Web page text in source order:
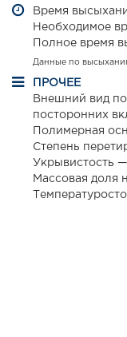
Время
Необходимое
Полное время
Данные по
ПРОЧЕЕ
Внешний вид
посторонних
Полимерная
Степень
Укрывистость —
Массовая доля